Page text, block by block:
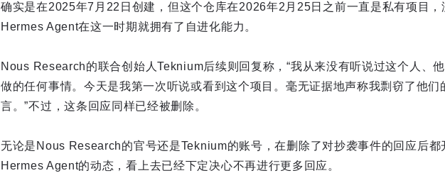
确实是在2025年7月22日创建，但这个仓库在2026年2月25日之前一直是私有项目，
Hermes Agent在这一时期就拥有了自进化能力。
Nous Research的联合创始人Teknium后续则回复称，“我从来没有听说过这个人、
做的任何事情。今天是我第一次听说或看到这个项目。毫无证据地声称我剽窃了他们
言。”不过，这条回应同样已经被删除。
无论是Nous Research的官号还是Teknium的账号，在删除了对抄袭事件的回应后都
Hermes Agent的动态，看上去已经下定决心不再进行更多回应。